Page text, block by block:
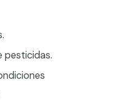
pesticidas.